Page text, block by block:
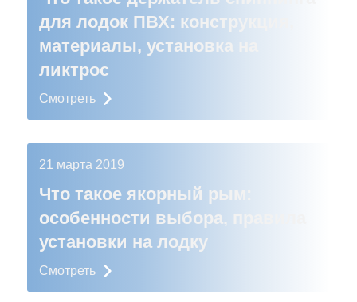
для лодок ПВХ: конструкция,
материалы, установка на
ликтрос
Смотреть
21 марта 2019
Что такое якорный рым:
особенности выбора, правила
установки на лодку
Смотреть